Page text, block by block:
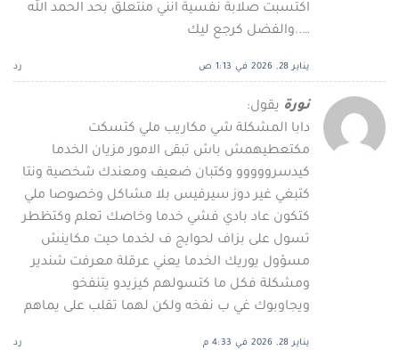
اكتسبت صلابة نفسية انني منتعلق بحد الحمد الله
…..والفضل كرجع ليك
يناير 28, 2026 في 1:13 ص رد
نورة يقول:
دابا المشكلة شي مكاريب ملي كتسكت
مكتعطيهمش باش تبقى الامور مزيان الخدما
كيدسرووووو وكتبان ضعيف ومعندك شخصية ونتا
كتبغي غير دوز سيرفيس بلا مشاكل وخصوصا ملي
كتكون عاد بادي فشي خدما وخاصك تعلم وكتظطر
تسول على بزاف لحوايج ف لخدما حيت مكاينش
مسؤول يوريك الخدما يعني عرقلة معرفت شندير
ومشكلة فكل ما كتسولهم كيزيدو يتنفخو
ويجاوبوك غي ب نفخه ولكن لهما تقلب على يماهم
يناير 28, 2026 في 4:33 م رد